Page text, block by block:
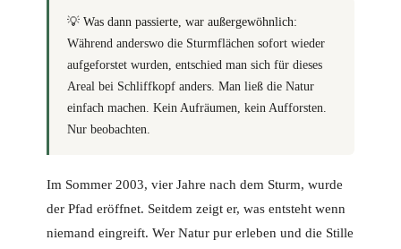
💡 Was dann passierte, war außergewöhnlich:
Während anderswo die Sturmflächen sofort wieder
aufgeforstet wurden, entschied man sich für dieses
Areal bei Schliffkopf anders. Man ließ die Natur
einfach machen. Kein Aufräumen, kein Aufforsten.
Nur beobachten.
Im Sommer 2003, vier Jahre nach dem Sturm, wurde
der Pfad eröffnet. Seitdem zeigt er, was entsteht wenn
niemand eingreift. Wer Natur pur erleben und die Stille